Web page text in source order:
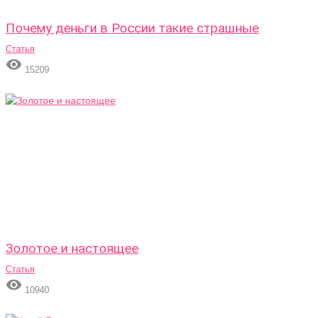
Почему деньги в России такие страшные
Статья
 15209
Золотое и настоящее
Статья
 10940